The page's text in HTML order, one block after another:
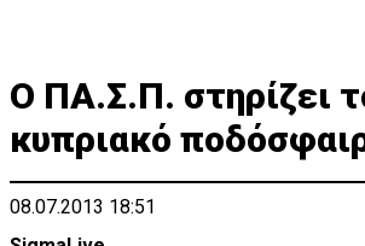
Ο ΠΑ.Σ.Π. στηρίζει
κυπριακό
08.07.2013 18:51